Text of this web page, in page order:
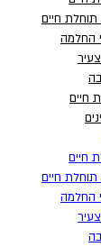
תוחלת חיים
החלמה
חיים
חיים
תוחלת חיים
החלמה
תוחלת חיים
החלמה
חיים
חיים
תוחלת חיים
החלמה